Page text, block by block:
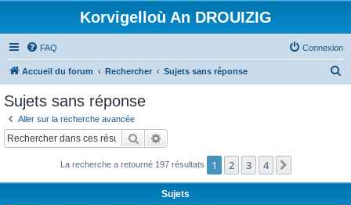
Korvigelloù An DROUIZIG
FAQ Connexion
Accueil du forum Rechercher Sujets sans réponse
c
Sujets sans réponse
Aller sur la recherche avancée
Rechercher
La recherche a retourné 197 résultats 1 2 3 4
Sujets